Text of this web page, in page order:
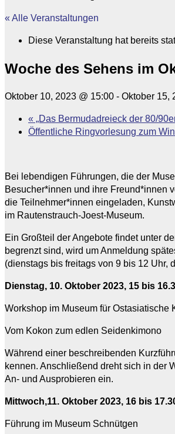
« Alle Veranstaltungen
Diese Veranstaltung hat bereits
Woche des Sehens im
Oktober 10, 2023 @ 15:00 - Oktober 15,
« „Das Bermudadreieck der 80/
Öffentliche Ringvorlesung zum
Bei lebendigen Führungen, die der
Besucher*innen und ihre Freund*innen
die Teilnehmer*innen eingeladen,
im Rautenstrauch-Joest-Museum.
Ein Großteil der Angebote findet unter
begrenzt sind, wird um Anmeldung
(dienstags bis freitags von 9 bis 12 Uhr,
Dienstag, 10. Oktober 2023, 15 bis
Workshop im Museum für Ostasiatische
Vom Kokon zum edlen Seidenkimono
Während einer beschreibenden
kennen. Anschließend dreht sich in der
An- und Ausprobieren ein.
Mittwoch,11. Oktober 2023, 16 bis
Führung im Museum Schnütgen